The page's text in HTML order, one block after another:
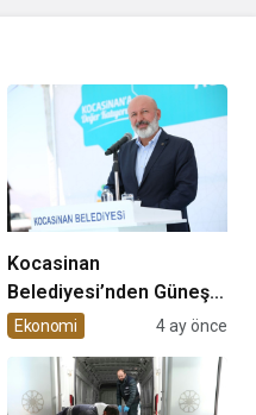
Kocasinan
Belediyesi’nden Güneş
Enerjisi Hamlesi
Ekonomi 4 ay önce